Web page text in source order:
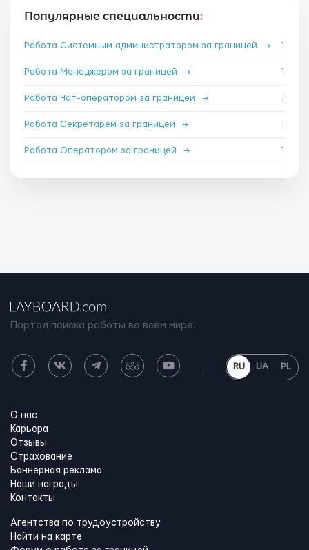
Популярные специальности:
Работа Системным администратором за границей → 1
Работа Менеджером за границей → 1
Работа Чат-оператором за границей → 1
Работа Секретарем за границей → 1
Работа Оператором за границей → 1
Портал поиска работы во всем мире.
RU UA PL
О нас
Карьера
Отзывы
Страхование
Баннерная реклама
Наши награды
Контакты
Агентства по трудоустройству
Найти на карте